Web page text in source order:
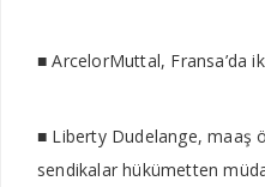
■ ArcelorMuttal, Fransa’da
■ Liberty Dudelange, maaş
sendikalar hükümetten